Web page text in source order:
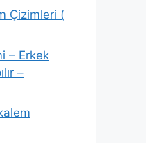
Çizimleri (
– Erkek
–